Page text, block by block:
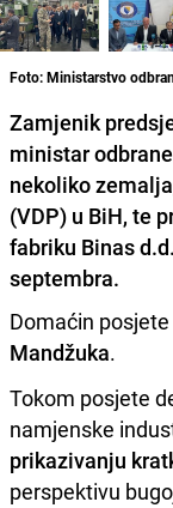
Foto: Ministarstvo
Zamjenik
ministar
nekoliko
(VDP) u BiH, te
fabriku Binas
septembra.
Domaćin
Mandžuka.
Tokom posjete
namjenske
prikazivanju
perspektivu